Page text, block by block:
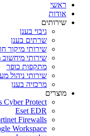
ראשי
אודות
שירותים
גיבוי בענן
שרתים בענן
שירותי מיקור
שירותי מיחשוב
מתקפות כופר
שירותי ניהול
מרכזיה בענן
מוצרים
Cyber Protect
Eset EDR
Firewalls
Workspace